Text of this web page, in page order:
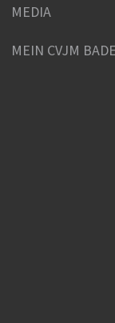
MEDIA
MEIN CVJM